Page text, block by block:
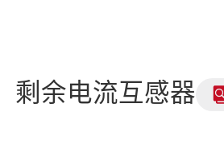
剩余电流互感器